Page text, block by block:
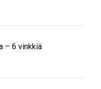
– 6 vinkkiä